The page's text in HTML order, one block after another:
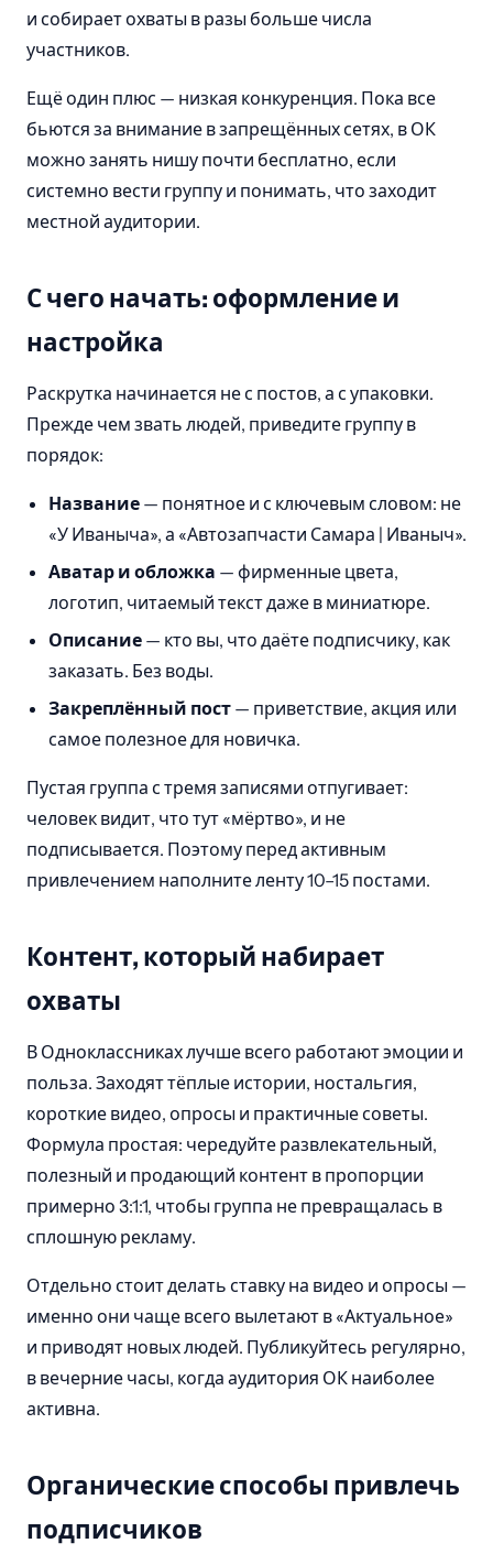
и собирает охваты в разы больше числа
участников.
Ещё один плюс — низкая конкуренция. Пока все
бьются за внимание в запрещённых сетях, в ОК
можно занять нишу почти бесплатно, если
системно вести группу и понимать, что заходит
местной аудитории.
С чего начать: оформление и
настройка
Раскрутка начинается не с постов, а с упаковки.
Прежде чем звать людей, приведите группу в
порядок:
Название — понятное и с ключевым словом: не
«У Иваныча», а «Автозапчасти Самара | Иваныч».
Аватар и обложка — фирменные цвета,
логотип, читаемый текст даже в миниатюре.
Описание — кто вы, что даёте подписчику, как
заказать. Без воды.
Закреплённый пост — приветствие, акция или
самое полезное для новичка.
Пустая группа с тремя записями отпугивает:
человек видит, что тут «мёртво», и не
подписывается. Поэтому перед активным
привлечением наполните ленту 10–15 постами.
Контент, который набирает
охваты
В Одноклассниках лучше всего работают эмоции и
польза. Заходят тёплые истории, ностальгия,
короткие видео, опросы и практичные советы.
Формула простая: чередуйте развлекательный,
полезный и продающий контент в пропорции
примерно 3:1:1, чтобы группа не превращалась в
сплошную рекламу.
Отдельно стоит делать ставку на видео и опросы —
именно они чаще всего вылетают в «Актуальное»
и приводят новых людей. Публикуйтесь регулярно,
в вечерние часы, когда аудитория ОК наиболее
активна.
Органические способы привлечь
подписчиков